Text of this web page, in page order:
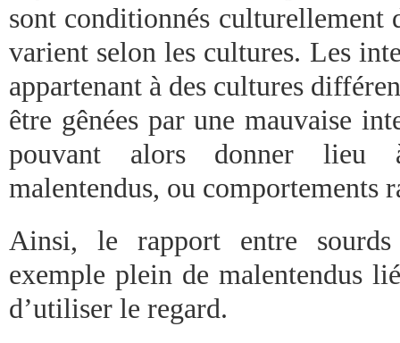
sont conditionnés culturellement
varient selon les cultures. Les
appartenant à des cultures
être gênées par une mauvaise
pouvant alors donner lieu
malentendus, ou comportements
Ainsi, le rapport entre
exemple plein de malentendus
d’utiliser le regard.